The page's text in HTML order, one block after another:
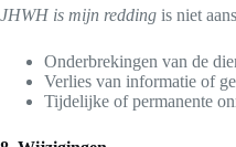
JHWH is mijn redding is niet
Onderbrekingen van de
Verlies van informatie of
Tijdelijke of permanente